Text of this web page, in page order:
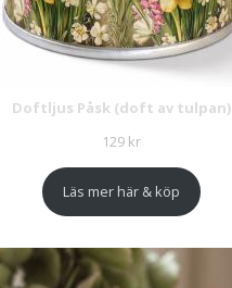
Doftljus Påsk (doft av tulpan)
129 kr
Läs mer här & köp